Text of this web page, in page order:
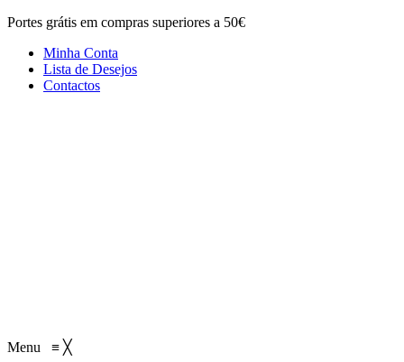
Portes grátis em compras superiores a 50€
Minha Conta
Lista de Desejos
Contactos
Menu ≡ ╳